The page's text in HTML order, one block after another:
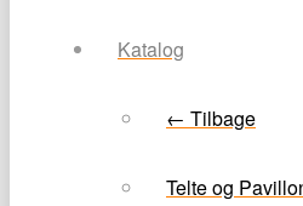
Katalog
← Tilbage
Telte og